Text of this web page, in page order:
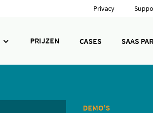
Privacy
PRIJZEN CASES SAAS
DEMO'S